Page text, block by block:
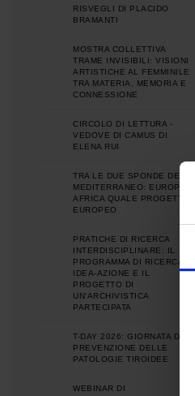
RISVEGLI DI PLACIDO
BRAMANTI
MOSTRA COLLETTIVA
TRAME INVISIBILI: VISIONI
ARTISTICHE AL FEMMINILE
TRA MATERIA, MEMORIA E
CONNESSIONE
CIRCOLO DI LETTURA -
VEDOVE DI CAMUS DI
ELENA RUI
TRA LE DUE SPONDE DEL
MEDITERRANEO: EUROPA E
AFRICA QUALE PROGETTO
EUROPEO
PRATICHE DI RICERCA
INTERDISCIPLINARE: IL
PROGRAMMA DI RICERCA
IDEA-AZIONE E IL
PROGETTO DI
UN'ARCHIVISTICA
PARTECIPATA
T-DAY 2026: GIORNATA DI
PREVENZIONE DELLE
PATOLOGIE TIROIDEE
WEBINAR DI